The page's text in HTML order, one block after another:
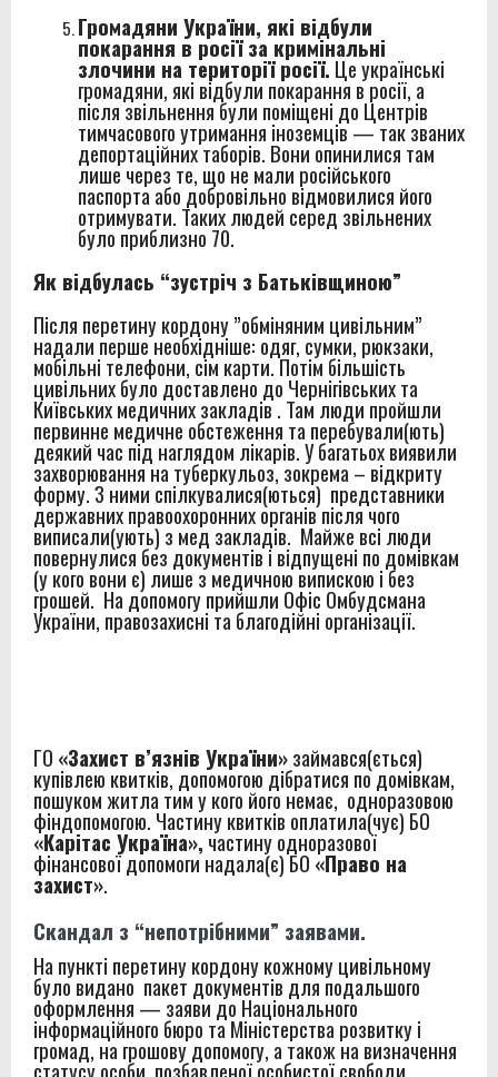
Громадяни України, які відбули
покарання в росії за кримінальні
злочини на території росії. Це українські
громадяни, які відбули покарання в росії, а
після звільнення були поміщені до Центрів
тимчасового утримання іноземців — так званих
депортаційних таборів. Вони опинилися там
лише через те, що не мали російського
паспорта або добровільно відмовилися його
отримувати. Таких людей серед звільнених
було приблизно 70.
Як відбулась “зустріч з Батьківщиною”
Після перетину кордону ”обміняним цивільним”
надали перше необхідніше: одяг, сумки, рюкзаки,
мобільні телефони, сім карти. Потім більшість
цивільних було доставлено до Чернігівських та
Київських медичних закладів . Там люди пройшли
первинне медичне обстеження та перебували(ють)
деякий час під наглядом лікарів. У багатьох виявили
захворювання на туберкульоз, зокрема – відкриту
форму. З ними спілкувалися(ються) представники
державних правоохоронних органів після чого
виписали(ують) з мед закладів. Майже всі люди
повернулися без документів і відпущені по домівкам
(у кого вони є) лише з медичною випискою і без
грошей. На допомогу прийшли Офіс Омбудсмана
України, правозахисні та благодійні організації.
ГО «Захист в’язнів України»займався(ється)
купівлею квитків, допомогою дібратися по домівкам,
пошуком житла тим у кого його немає, одноразовою
фіндопомогою. Частину квитків оплатила(чує) БО
«Карітас Україна», частину одноразової
фінансової допомоги надала(є) БО «Право на
захист».
Скандал з “непотрібними” заявами.
На пункті перетину кордону кожному цивільному
було видано пакет документів для подальшого
оформлення — заяви до Національного
інформаційного бюро та Міністерства розвитку і
громад, на грошову допомогу, а також на визначення
статусу особи, позбавленої особистої свободи